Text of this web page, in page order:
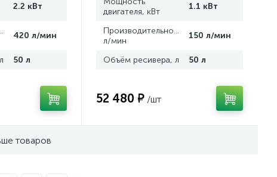
2.2 кВт
420 л/мин
50 л
двигателя, кВт
1.1 кВт
Производительность,
л/мин
150 л/мин
Объём ресивера, л 50 л
52 480 ₽ /шт
товаров